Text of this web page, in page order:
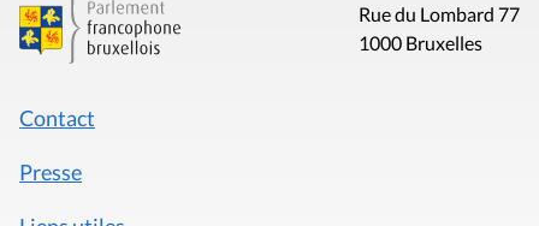
Rue du Lombard 77
1000 Bruxelles
Contact
Presse